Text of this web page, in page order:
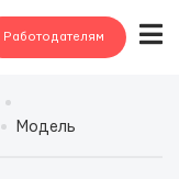
Работодателям
Модель